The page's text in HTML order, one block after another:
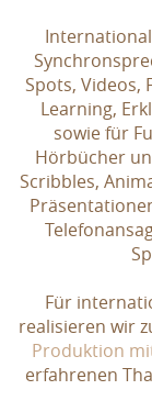
Spots, Videos,
Learning,
sowie für
Hörbücher
Scribbles,
Für
realisieren wir
Produktion
erfahrenen